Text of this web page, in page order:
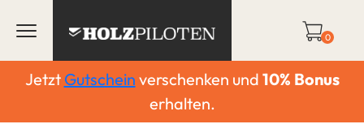
0
Jetzt Gutschein verschenken und 10% Bonus
erhalten.